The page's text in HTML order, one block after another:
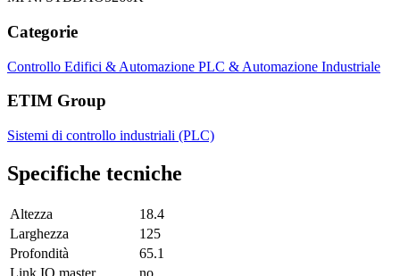
Categorie
Controllo Edifici & Automazione PLC & Automazione Industriale
ETIM Group
Sistemi di controllo industriali (PLC)
Specifiche tecniche
Altezza
18.4
Larghezza
125
Profondità
65.1
Link IO master
no